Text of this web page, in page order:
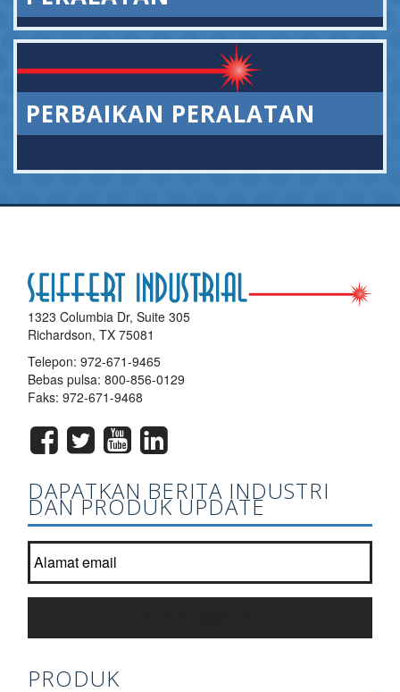
PERBAIKAN PERALATAN
1323 Columbia Dr, Suite 305
Richardson, TX 75081
Telepon: 972-671-9465
Bebas pulsa: 800-856-0129
Faks: 972-671-9468
DAPATKAN BERITA INDUSTRI
DAN PRODUK UPDATE
Bergabung daftar newsletter kami? *
PRODUK